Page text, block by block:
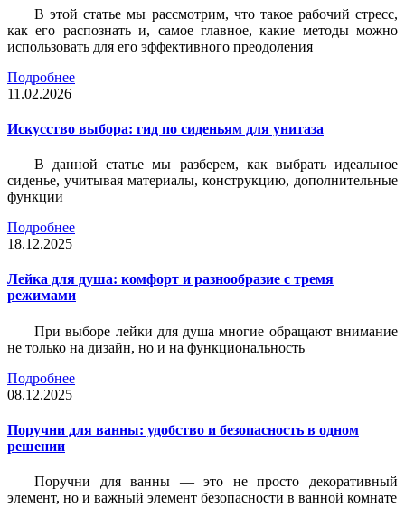
В этой статье мы рассмотрим, что такое рабочий стресс,
как его распознать и, самое главное, какие методы можно
использовать для его эффективного преодоления
Подробнее
11.02.2026
Искусство выбора: гид по сиденьям для унитаза
В данной статье мы разберем, как выбрать идеальное
сиденье, учитывая материалы, конструкцию, дополнительные
функции
Подробнее
18.12.2025
Лейка для душа: комфорт и разнообразие с тремя
режимами
При выборе лейки для душа многие обращают внимание
не только на дизайн, но и на функциональность
Подробнее
08.12.2025
Поручни для ванны: удобство и безопасность в одном
решении
Поручни для ванны — это не просто декоративный
элемент, но и важный элемент безопасности в ванной комнате